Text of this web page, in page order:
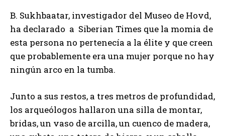
B. Sukhbaatar, investigador del Museo de Hovd,
ha declarado a Siberian Times que la momia de
esta persona no pertenecía a la élite y que creen
que probablemente era una mujer porque no hay
ningún arco en la tumba.
Junto a sus restos, a tres metros de profundidad,
los arqueólogos hallaron una silla de montar,
bridas, un vaso de arcilla, un cuenco de madera,